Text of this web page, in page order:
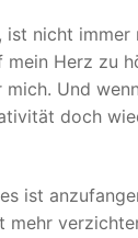
ist nicht immer
Herz zu
mich. Und
doch
ist